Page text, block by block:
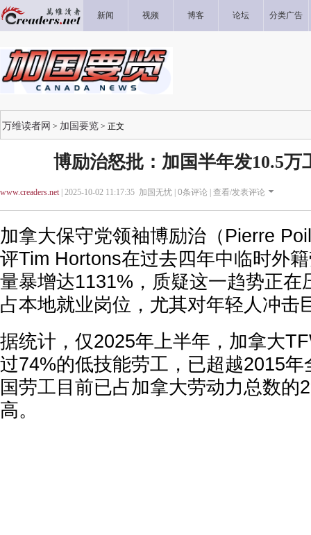
新闻 视频 博客 论坛 分类广告
万维读者网 > 加国要览 > 正文
博励治怒批：加国半年发10.5万
www.creaders.net| 2025-10-02 11:17:35 加国无忧 | 0条评论 | 查看/发表评论
加拿大保守党领袖博励治（Pierre
评Tim Hortons在过去四年中临时外
量暴增达1131%，质疑这一趋势正在
占本地就业岗位，尤其对年轻人冲击
据统计，仅2025年上半年，加拿大
过74%的低技能劳工，已超越2015
国劳工目前已占加拿大劳动力总数的
高。